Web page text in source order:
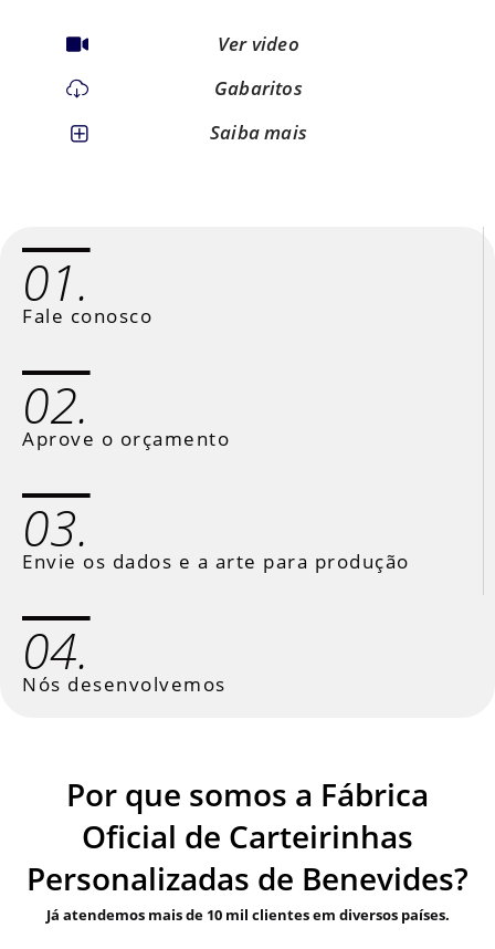
Ver video
Gabaritos
Saiba mais
01.
Fale conosco
02.
Aprove o orçamento
03.
Envie os dados e a arte para produção
04.
Nós desenvolvemos
Por que somos a Fábrica
Oficial de Carteirinhas
Personalizadas de Benevides?
Já atendemos mais de 10 mil clientes em diversos países.